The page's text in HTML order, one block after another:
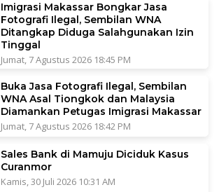
Imigrasi Makassar Bongkar Jasa
Fotografi Ilegal, Sembilan WNA
Ditangkap Diduga Salahgunakan Izin
Tinggal
Jumat, 7 Agustus 2026 18:45 PM
Buka Jasa Fotografi Ilegal, Sembilan
WNA Asal Tiongkok dan Malaysia
Diamankan Petugas Imigrasi Makassar
Jumat, 7 Agustus 2026 18:42 PM
Sales Bank di Mamuju Diciduk Kasus
Curanmor
Kamis, 30 Juli 2026 10:31 AM